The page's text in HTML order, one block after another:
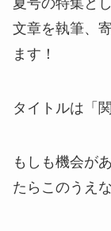
文章を執筆、
ます！
タイトルは「
もしも機会が
たらこのうえ